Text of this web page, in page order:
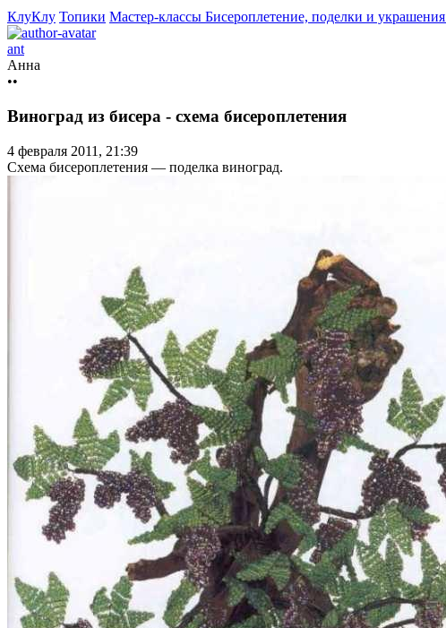
КлуКлу Топики Мастер-классы Бисероплетение, поделки и украшения
ant
Анна
••
Виноград из бисера - схема бисероплетения
4 февраля 2011, 21:39
Схема бисероплетения — поделка виноград.